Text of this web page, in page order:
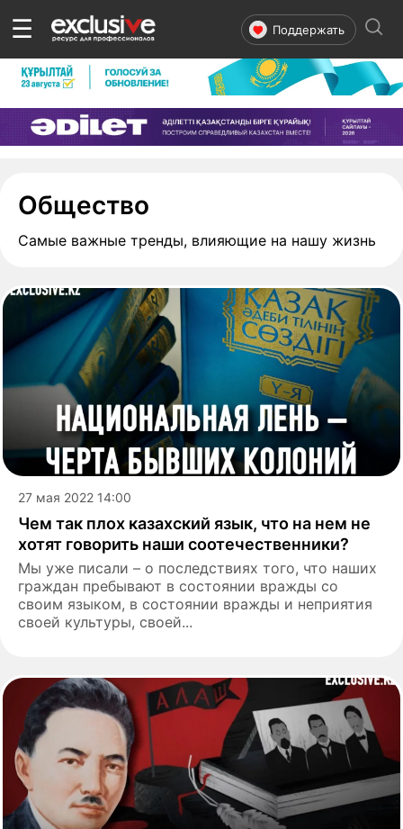
☰ Поддержать
Общество
Самые важные тренды, влияющие на нашу жизнь
27 мая 2022 14:00
Чем так плох казахский язык, что на нем не
хотят говорить наши соотечественники?
Мы уже писали – о последствиях того, что наших
граждан пребывают в состоянии вражды со
своим языком, в состоянии вражды и неприятия
своей культуры, своей...